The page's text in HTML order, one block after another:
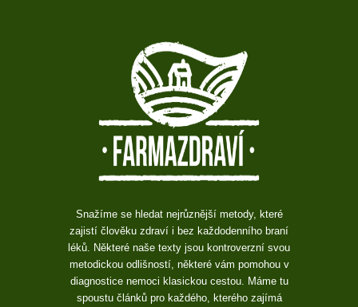
Snažíme se hledat nejrůznější metody, které
zajistí člověku zdraví i bez každodenního braní
léků. Některé naše texty jsou kontroverzní svou
metodickou odlišností, některé vám pomohou v
diagnostice nemoci klasickou cestou. Máme tu
spoustu článků pro každého, kterého zajímá